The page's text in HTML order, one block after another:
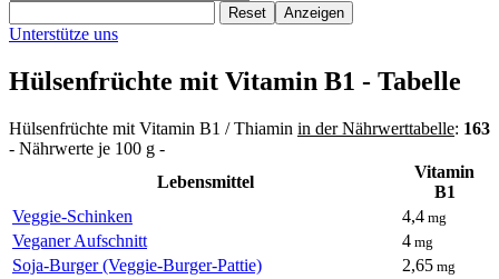
Unterstütze uns
Hülsenfrüchte mit Vitamin B1 - Tabelle
Hülsenfrüchte mit Vitamin B1 / Thiamin in der Nährwerttabelle: 163
- Nährwerte je 100 g -
Lebensmittel
Vitamin
B1
Veggie-Schinken
4,4 mg
Veganer Aufschnitt 4 mg
Soja-Burger (Veggie-Burger-Pattie) 2,65 mg